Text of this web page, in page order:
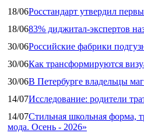
18/06Росстандарт утвердил
18/0683% диджитал‑экспертов
30/06Российские фабрики
30/06Как трансформируются
30/06В Петербурге владельцы
14/07Исследование: родители
14/07Стильная школьная форма,
мода. Осень - 2026»